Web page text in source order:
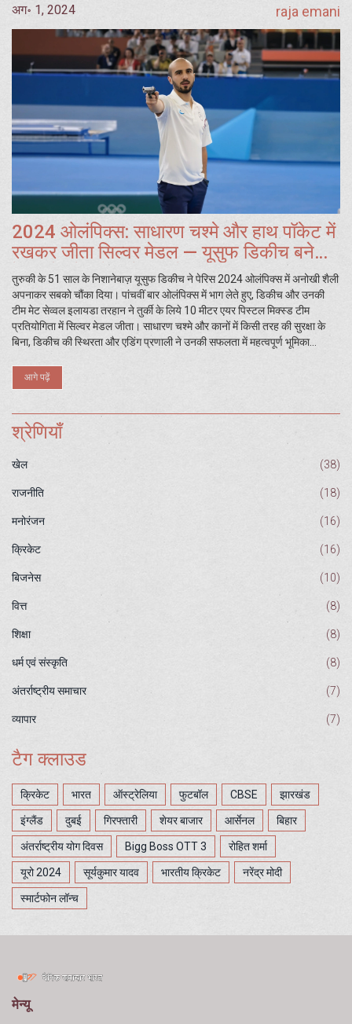
अग॰ 1, 2024 raja emani
2024 ओलंपिक्स: साधारण चश्मे और हाथ पॉकेट में
रखकर जीता सिल्वर मेडल — यूसुफ डिकीच बने
पेरिस में चौंकाने वाले सितारे
तुरुकी के 51 साल के निशानेबाज़ यूसुफ डिकीच ने पेरिस 2024 ओलंपिक्स में अनोखी शैली
अपनाकर सबको चौंका दिया। पांचवीं बार ओलंपिक्स में भाग लेते हुए, डिकीच और उनकी
टीम मेट सेव्वल इलायडा तरहान ने तुर्की के लिये 10 मीटर एयर पिस्टल मिक्स्ड टीम
प्रतियोगिता में सिल्वर मेडल जीता। साधारण चश्मे और कानों में किसी तरह की सुरक्षा के
बिना, डिकीच की स्थिरता और एडिंग प्रणाली ने उनकी सफलता में महत्वपूर्ण भूमिका
आगे पढ़ें
श्रेणियाँ
खेल (38)
राजनीति (18)
मनोरंजन (16)
क्रिकेट (16)
बिजनेस (10)
वित्त (8)
शिक्षा (8)
धर्म एवं संस्कृति (8)
अंतर्राष्ट्रीय समाचार (7)
व्यापार (7)
टैग क्लाउड
क्रिकेट भारत ऑस्ट्रेलिया फुटबॉल CBSE झारखंड
इंग्लैंड दुबई गिरफ्तारी शेयर बाजार आर्सेनल बिहार
अंतर्राष्ट्रीय योग दिवस Bigg Boss OTT 3 रोहित शर्मा
यूरो 2024 सूर्यकुमार यादव भारतीय क्रिकेट नरेंद्र मोदी
स्मार्टफोन लॉन्च
मेन्यू